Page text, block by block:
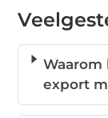
export